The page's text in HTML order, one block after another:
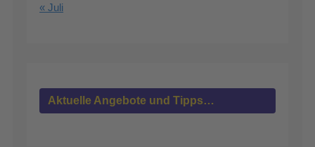
« Juli
Aktuelle Angebote und Tipps…